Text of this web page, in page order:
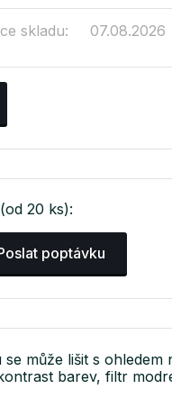
skladu: 07.08.2026
20 ks):
poptávku
může lišit s ohledem
barev, filtr